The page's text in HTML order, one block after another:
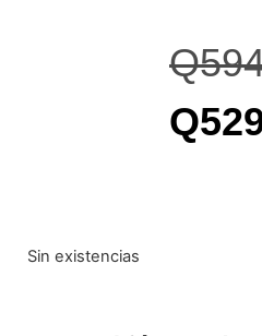
Q
Q
Sin existencias